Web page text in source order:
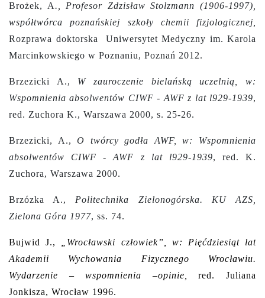
Brożek, A., Profesor Zdzisław Stolzmann (1906-1997),
współtwórca poznańskiej szkoły chemii fizjologicznej,
Rozprawa doktorska Uniwersytet Medyczny im. Karola
Marcinkowskiego w Poznaniu, Poznań 2012.
Brzezicki A., W zauroczenie bielańską uczelnią, w:
Wspomnienia absolwentów CIWF - AWF z lat l929-1939,
red. Zuchora K., Warszawa 2000, s. 25-26.
Brzezicki, A.,O twórcy godła AWF, w: Wspomnienia
absolwentów CIWF - AWF z lat l929-1939, red. K.
Zuchora, Warszawa 2000.
Brzózka A., Politechnika Zielonogórska. KU AZS,
Zielona Góra 1977, ss. 74.
Bujwid J.,
„Wrocławski człowiek”, w: Pięćdziesiąt lat
Akademii Wychowania Fizycznego Wrocławiu.
Wydarzenie – wspomnienia –opinie,
red. Juliana
Jonkisza, Wrocław 1996.